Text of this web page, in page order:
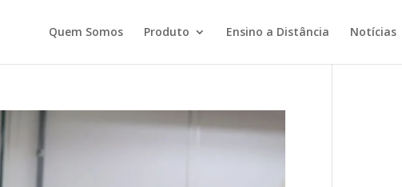
Quem Somos Produto Ensino a Distância Notícias